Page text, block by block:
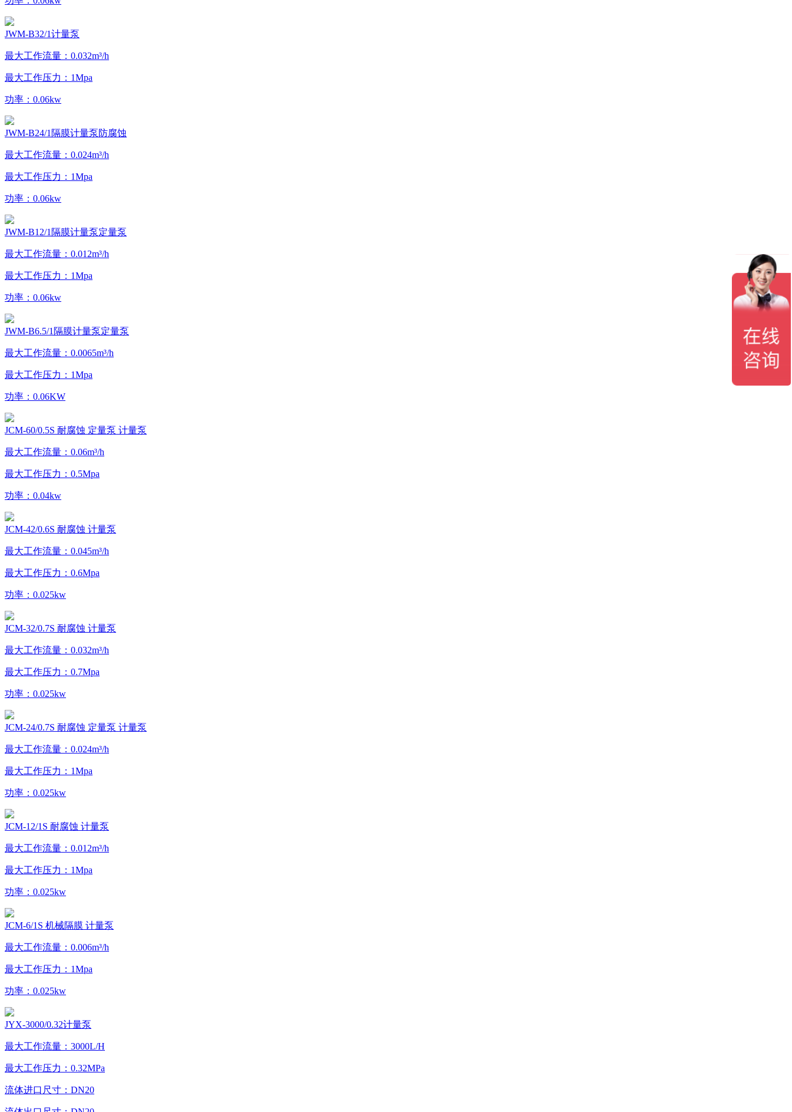
JWM-B32/1计量泵
最大工作流量：0.032m³/h
最大工作压力：1Mpa
功率：0.06kw
JWM-B24/1隔膜计量泵防腐蚀
最大工作流量：0.024m³/h
最大工作压力：1Mpa
功率：0.06kw
JWM-B12/1隔膜计量泵定量泵
最大工作流量：0.012m³/h
最大工作压力：1Mpa
功率：0.06kw
JWM-B6.5/1隔膜计量泵定量泵
最大工作流量：0.0065m³/h
最大工作压力：1Mpa
功率：0.06KW
JCM-60/0.5S 耐腐蚀 定量泵 计量泵
最大工作流量：0.06m³/h
最大工作压力：0.5Mpa
功率：0.04kw
JCM-42/0.6S 耐腐蚀 计量泵
最大工作流量：0.045m³/h
最大工作压力：0.6Mpa
功率：0.025kw
JCM-32/0.7S 耐腐蚀 计量泵
最大工作流量：0.032m³/h
最大工作压力：0.7Mpa
功率：0.025kw
JCM-24/0.7S 耐腐蚀 定量泵 计量泵
最大工作流量：0.024m³/h
最大工作压力：1Mpa
功率：0.025kw
JCM-12/1S 耐腐蚀 计量泵
最大工作流量：0.012m³/h
最大工作压力：1Mpa
功率：0.025kw
JCM-6/1S 机械隔膜 计量泵
最大工作流量：0.006m³/h
最大工作压力：1Mpa
功率：0.025kw
JYX-3000/0.32计量泵
最大工作流量：3000L/H
最大工作压力：0.32MPa
流体进口尺寸：DN20